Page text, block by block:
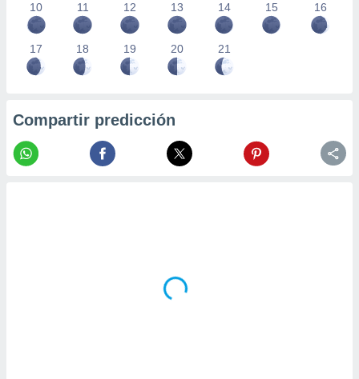
10 11 12 13 14 15 16
17 18 19 20 21
Compartir predicción